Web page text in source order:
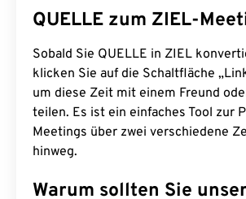
QUELLE zum ZIEL-
Sobald Sie QUELLE in ZIEL
klicken Sie auf die Schaltfläche
um diese Zeit mit einem Freund
teilen. Es ist ein einfaches Tool zur
Meetings über zwei verschiedene
hinweg.
Warum sollten Sie